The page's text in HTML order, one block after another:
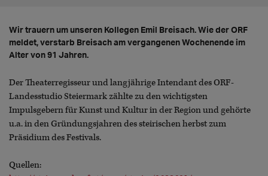
Wir trauern um unseren Kollegen Emil Breisach. Wie der ORF
meldet, verstarb Breisach am vergangenen Wochenende im
Alter von 91 Jahren.
Der Theaterregisseur und langjährige Intendant des ORF-
Landesstudio Steiermark zählte zu den wichtigsten
Impulsgebern für Kunst und Kultur in der Region und gehörte
u.a. in den Gründungsjahren des steirischen herbst zum
Präsidium des Festivals.
Quellen: